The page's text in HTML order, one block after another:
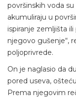
površinskih voda
akumuliraju u
ispiranje zemljišta
njegovo gušenje“,
poljoprivrede.
On je naglasio da
pored useva,
Prema njegovim